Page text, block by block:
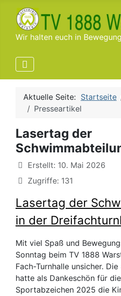
Wir halten euch in
Aktuelle Seite: Startseite
Presseartikel
Lasertag der
Details
Erstellt: 10. Mai 2026
Zugriffe: 131
Lasertag der
in der
Mit viel Spaß und
Sonntag beim TV 1888
Fach-Turnhalle unsicher.
hatte als Dankeschön für
Sportabzeichen 2025 die